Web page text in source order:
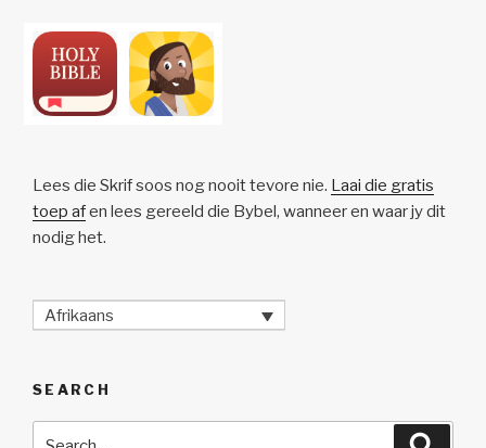
Lees die Skrif soos nog nooit tevore nie. Laai die gratis
toep afen lees gereeld die Bybel, wanneer en waar jy dit
nodig het.
Afrikaans
SEARCH